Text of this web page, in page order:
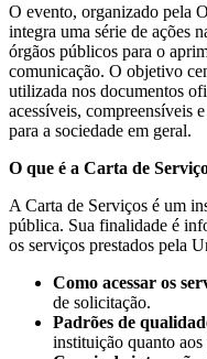
O evento, organizado pela
integra uma série de ações
órgãos públicos para o
comunicação. O objetivo
utilizada nos documentos
acessíveis, compreensíveis
para a sociedade em geral.
O que é a Carta de
A Carta de Serviços é um
pública. Sua finalidade é
os serviços prestados pela
Como acessar os
de solicitação.
Padrões de
instituição quanto